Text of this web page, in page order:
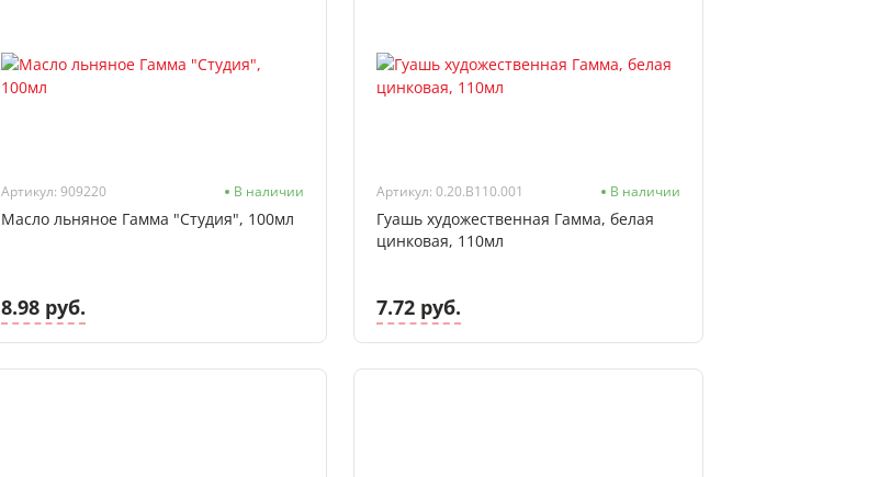
Артикул: 909220 В наличии
Масло льняное Гамма "Студия", 100мл
8.98 руб.
Артикул: 0.20.В110.001 В наличии
Гуашь художественная Гамма, белая
цинковая, 110мл
7.72 руб.